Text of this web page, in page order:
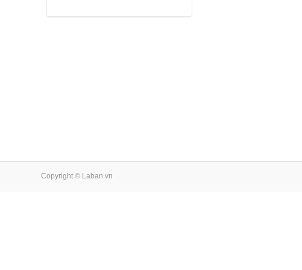
Copyright © Laban.vn